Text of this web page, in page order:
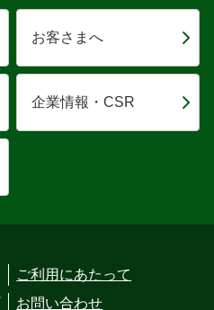
お客さまへ
企業情報・CSR
ご利用にあたって
お問い合わせ